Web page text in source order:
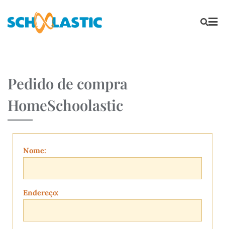
Pedido de compra
HomeSchoolastic
Nome:
Endereço: